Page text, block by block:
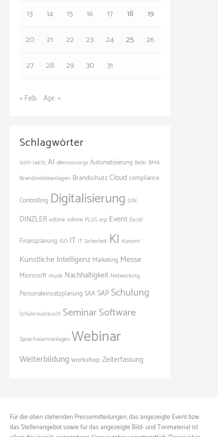
13
14 15 16 17 18
19
20
21 22 23 24 25
26
27
28 29 30 31
« Feb. Apr. »
Schlagwörter
9001 14675 AI altersvorsorge Automatisierung Berlin BMA
Brandmeldeanlagen BrandschutzCloud compliance
Controlling Digitalisierung DIN
DINZLER edtime edtime PLUS erp Event Excel
Finanzplanung ISO IT IT Sicherheit KI Konzert
Künstliche Intelligenz Marketing Messe
Microsoft musik Nachhaltigkeit Networking
Personaleinsatzplanung SAASAP Schulung
Schüleraustausch SeminarSoftware
Sprachalarmanlagen Webinar
Weiterbildung workshop Zeiterfassung
Für die oben stehenden Pressemitteilungen, das angezeigte Event bzw.
das Stellenangebot sowie für das angezeigte Bild- und Tonmaterial ist